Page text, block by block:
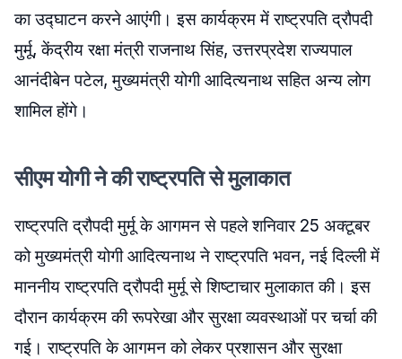
का उद्घाटन करने आएंगी। इस कार्यक्रम में राष्ट्रपति द्रौपदी
मुर्मू, केंद्रीय रक्षा मंत्री राजनाथ सिंह, उत्तरप्रदेश राज्यपाल
आनंदीबेन पटेल, मुख्यमंत्री योगी आदित्यनाथ सहित अन्‍य लोग
शामिल होंगे।
सीएम योगी ने की राष्ट्रपति से मुलाकात
राष्ट्रपति द्रौपदी मुर्मू के आगमन से पहले शनिवार 25 अक्‍टूबर
को मुख्यमंत्री योगी आदित्यनाथ ने राष्ट्रपति भवन, नई दिल्ली में
माननीय राष्ट्रपति द्रौपदी मुर्मू से शिष्टाचार मुलाकात की। इस
दौरान कार्यक्रम की रूपरेखा और सुरक्षा व्यवस्थाओं पर चर्चा की
गई। राष्ट्रपति के आगमन को लेकर प्रशासन और सुरक्षा